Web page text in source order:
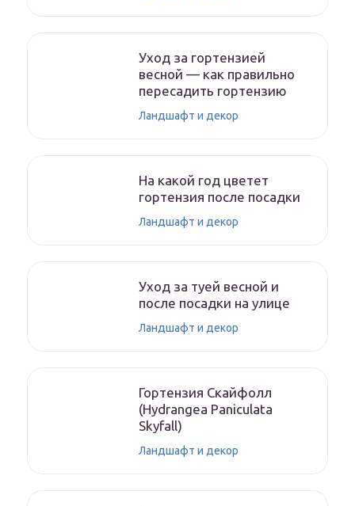
Уход за гортензией
весной — как правильно
пересадить гортензию
Ландшафт и декор
На какой год цветет
гортензия после посадки
Ландшафт и декор
Уход за туей весной и
после посадки на улице
Ландшафт и декор
Гортензия Скайфолл
(Hydrangea Paniculata
Skyfall)
Ландшафт и декор